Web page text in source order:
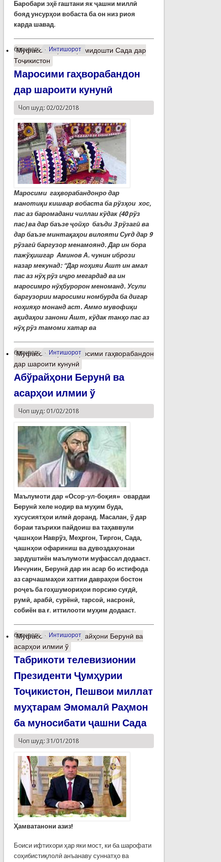
Баробари эҳё гаштани як ҷашни миллӣ
бояд унсурҳои вобаста ба он низ риоя
карда шавад.
барчасп: Интишорот
Муфассалтаро Гиромидошти Сада дар
Тоҷикистон
Маросими гаҳворабандон
дар шароити кунунӣ
Чоп шуд: 02/02/2018
Маросими гаҳворабандонро дар
манотиқи кишвар вобаста ба рўзҳои хос,
пас аз баромадани чиллаи кўдак (40 рўз
пас) ва дар баъзе ҷойҳо баъди 3 рўзагӣ ва
дар баъзе минтақаҳои вилояти Суғд дар 9
рўзагӣ баргузор менамоянд. Дар ин бора
пажўҳишгар Аминов А. чунин ибрози
назар мекунад: “Дар ноҳияи Ашт ин амал
пас аз нўҳ рўз иҷро мегардад ва ин
маросимро нўҳбуророн меноманд. Усули
баргузории маросими номбурда ба дигар
ноҳияҳо монанд аст. Аммо мувофиқи
ақидаҳои занони Ашт, кўдак танҳо пас аз
нўҳ рўз тамоми хатар ва
барчасп: Интишорот
Муфассалтаро Маросими гаҳворабандон
дар шароити кунунӣ
Абўрайҳони Берунӣ ва
асарҳои илмии ў
Чоп шуд: 01/02/2018
Маълумоти дар «Осор-ул-боқия» овардаи
Берунӣ хеле нодир ва муҳим буда,
хусусиятҳои илмӣ доранд. Масалан, ў дар
бораи таърихи пайдоиш ва таҳаввули
ҷашнҳои Наврўз, Меҳргон, Тиргон, Сада,
ҷашнҳои офариниш ва дувоздаҳгонаи
зардуштиён маълумоти муфассал додааст.
Инчунин, Берунӣ дар ин асар бо истифода
аз сарчашмаҳои хаттии давраҳои бостон
роҷеъ ба гоҳшумориҳои порсию суғдӣ,
румӣ, арабӣ, сурёнӣ, тарсоӣ, насронӣ,
собиён ва ғ. иттилооти муҳим додааст.
барчасп: Интишорот
Муфассалтаро Абўрайҳони Берунӣ ва
асарҳои илмии ў
Табрикоти телевизионии
Президенти Ҷумҳурии
Тоҷикистон, Пешвои миллат
муҳтарам Эмомалӣ Раҳмон
ба муносибати ҷашни Сада
Чоп шуд: 31/01/2018
Ҳамватанони азиз!
Боиси ифтихори ҳар яки мост, ки ба шарофати
соҳибистиқлолӣ анъанаву суннатҳо ва